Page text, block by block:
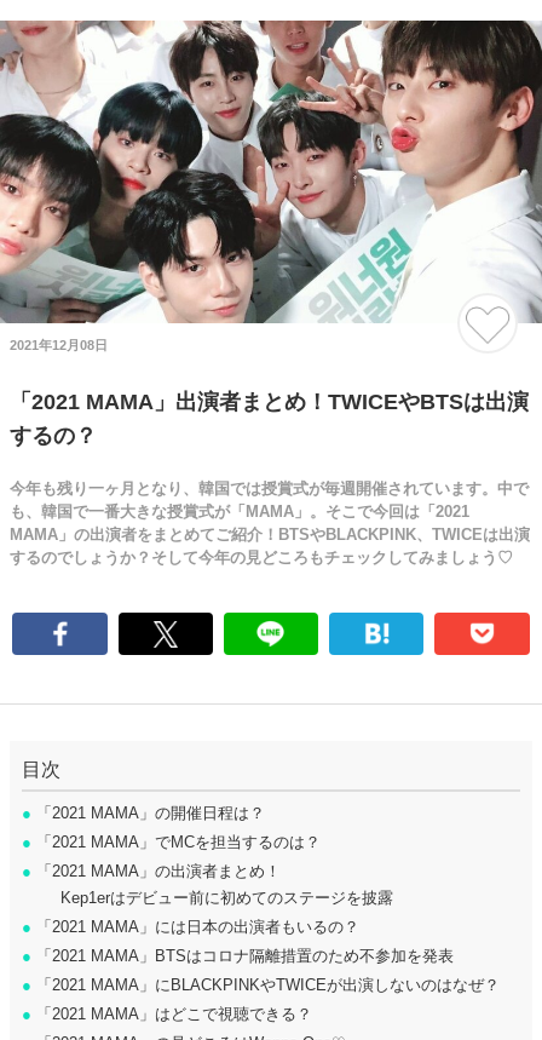
2021年12月08日
「2021 MAMA」出演者まとめ！TWICEやBTSは出演
するの？
今年も残り一ヶ月となり、韓国では授賞式が毎週開催されています。中で
も、韓国で一番大きな授賞式が「MAMA」。そこで今回は「2021
MAMA」の出演者をまとめてご紹介！BTSやBLACKPINK、TWICEは出演
するのでしょうか？そして今年の見どころもチェックしてみましょう♡
目次
● 「2021 MAMA」の開催日程は？
● 「2021 MAMA」でMCを担当するのは？
● 「2021 MAMA」の出演者まとめ！
Kep1erはデビュー前に初めてのステージを披露
● 「2021 MAMA」には日本の出演者もいるの？
● 「2021 MAMA」BTSはコロナ隔離措置のため不参加を発表
● 「2021 MAMA」にBLACKPINKやTWICEが出演しないのはなぜ？
● 「2021 MAMA」はどこで視聴できる？